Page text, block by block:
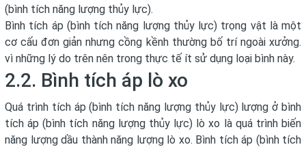
(bình tích năng lượng thủy lực).
Bình tích áp (bình tích năng lượng thủy lực) trọng vật là một
cơ cấu đơn giản nhưng cồng kềnh thường bố trí ngoài xưởng.
vì những lý do trên nên trong thực tế ít sử dụng loại bình này.
2.2. Bình tích áp lò xo
Quá trình tích áp (bình tích năng lượng thủy lực) lượng ở bình
tích áp (bình tích năng lượng thủy lực) lò xo là quá trình biến
năng lượng dầu thành năng lượng lò xo. Bình tích áp (bình tích